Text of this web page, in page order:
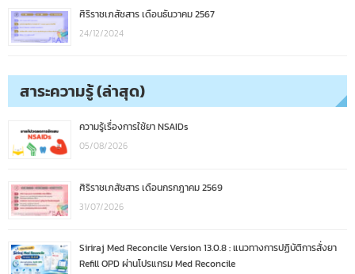
ศิริราชเภสัชสาร เดือนธันวาคม 2567
24/12/2024
สาระความรู้ (ล่าสุด)
ความรู้เรื่องการใช้ยา NSAIDs
05/08/2026
ศิริราชเภสัชสาร เดือนกรกฎาคม 2569
31/07/2026
Siriraj Med Reconcile Version 13.0.8 : แนวทางการปฏิบัติการสั่งยา
Refill OPD ผ่านโปรแกรม Med Reconcile